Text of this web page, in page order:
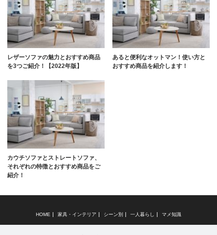
レザーソファの魅力とおすすめ商品
を3つご紹介！【2022年版】
あると便利なオットマン！使い方と
おすすめ商品を紹介します！
カウチソファとストレートソファ、
それぞれの特徴とおすすめ商品をご
紹介！
HOME 家具・インテリア シーン別 一人暮らし マメ知識